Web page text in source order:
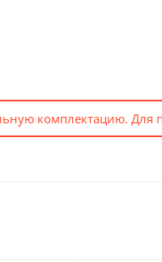
комплектацию. Для